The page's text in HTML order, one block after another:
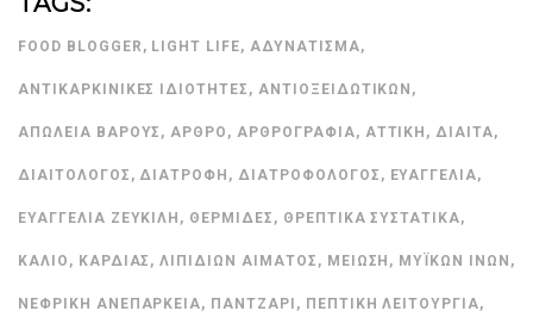
FOOD BLOGGER , LIGHT LIFE, ΑΔΥΝΆΤΙΣΜΑ,
ΑΝΤΙΚΑΡΚΙΝΙΚΈΣ ΙΔΙΌΤΗΤΕΣ , ΑΝΤΙΟΞΕΙΔΩΤΙΚΏΝ ,
ΑΠΏΛΕΙΑ ΒΆΡΟΥΣ , ΆΡΘΡΟ , ΑΡΘΡΟΓΡΑΦΊΑ, ΑΤΤΙΚΉ , ΔΊΑΙΤΑ,
ΔΙΑΙΤΟΛΌΓΟΣ , ΔΙΑΤΡΟΦΉ , ΔΙΑΤΡΟΦΟΛΌΓΟΣ , ΕΥΑΓΓΕΛΊΑ,
ΕΥΑΓΓΕΛΊΑ ΖΕΥΚΙΛΉ , ΘΕΡΜΊΔΕΣ , ΘΡΕΠΤΙΚΆ ΣΥΣΤΑΤΙΚΆ,
ΚΆΛΙΟ , ΚΑΡΔΙΆΣ ,ΛΙΠΙΔΊΩΝ ΑΊΜΑΤΟΣ , ΜΕΊΩΣΗ , ΜΥΪΚΏΝ ΙΝΏΝ ,
ΝΕΦΡΙΚΉ ΑΝΕΠΆΡΚΕΙΑ, ΠΑΝΤΖΆΡΙ , ΠΕΠΤΙΚΉ ΛΕΙΤΟΥΡΓΊΑ,